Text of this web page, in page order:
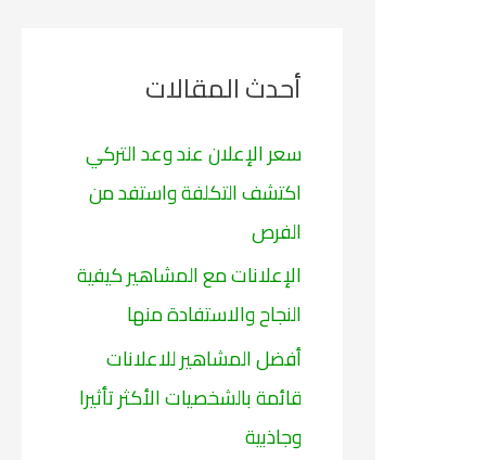
ع
:
أحدث المقالات
سعر الإعلان عند وعد التركي
اكتشف التكلفة واستفد من
الفرص
الإعلانات مع المشاهير كيفية
النجاح والاستفادة منها
أفضل المشاهير للاعلانات
قائمة بالشخصيات الأكثر تأثيرا
وجاذبية